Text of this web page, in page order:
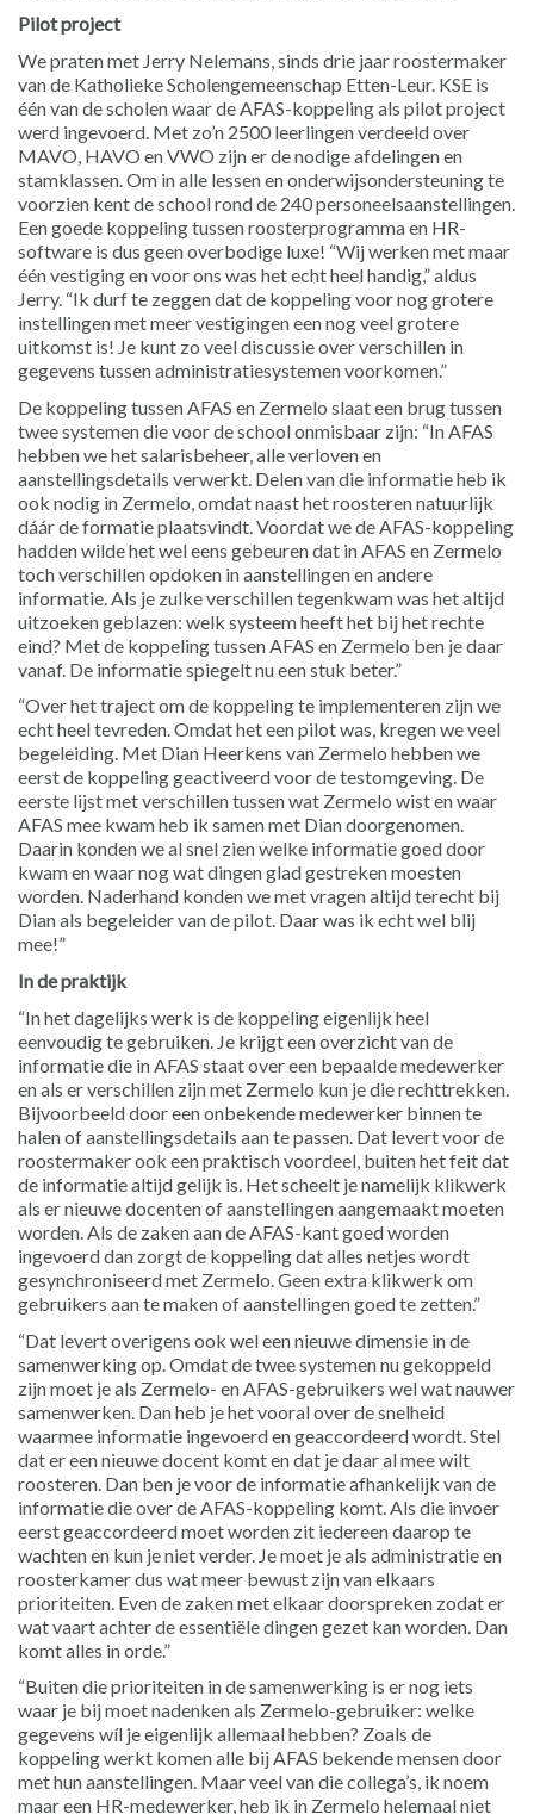
Pilot project
We praten met Jerry Nelemans, sinds drie jaar roostermaker
van de Katholieke Scholengemeenschap Etten-Leur. KSE is
één van de scholen waar de AFAS-koppeling als pilot project
werd ingevoerd. Met zo’n 2500 leerlingen verdeeld over
MAVO, HAVO en VWO zijn er de nodige afdelingen en
stamklassen. Om in alle lessen en onderwijsondersteuning te
voorzien kent de school rond de 240 personeelsaanstellingen.
Een goede koppeling tussen roosterprogramma en HR-
software is dus geen overbodige luxe! “Wij werken met maar
één vestiging en voor ons was het echt heel handig,” aldus
Jerry. “Ik durf te zeggen dat de koppeling voor nog grotere
instellingen met meer vestigingen een nog veel grotere
uitkomst is! Je kunt zo veel discussie over verschillen in
gegevens tussen administratiesystemen voorkomen.”
De koppeling tussen AFAS en Zermelo slaat een brug tussen
twee systemen die voor de school onmisbaar zijn: “In AFAS
hebben we het salarisbeheer, alle verloven en
aanstellingsdetails verwerkt. Delen van die informatie heb ik
ook nodig in Zermelo, omdat naast het roosteren natuurlijk
dáár de formatie plaatsvindt. Voordat we de AFAS-koppeling
hadden wilde het wel eens gebeuren dat in AFAS en Zermelo
toch verschillen opdoken in aanstellingen en andere
informatie. Als je zulke verschillen tegenkwam was het altijd
uitzoeken geblazen: welk systeem heeft het bij het rechte
eind? Met de koppeling tussen AFAS en Zermelo ben je daar
vanaf. De informatie spiegelt nu een stuk beter.”
“Over het traject om de koppeling te implementeren zijn we
echt heel tevreden. Omdat het een pilot was, kregen we veel
begeleiding. Met Dian Heerkens van Zermelo hebben we
eerst de koppeling geactiveerd voor de testomgeving. De
eerste lijst met verschillen tussen wat Zermelo wist en waar
AFAS mee kwam heb ik samen met Dian doorgenomen.
Daarin konden we al snel zien welke informatie goed door
kwam en waar nog wat dingen glad gestreken moesten
worden. Naderhand konden we met vragen altijd terecht bij
Dian als begeleider van de pilot. Daar was ik echt wel blij
mee!”
In de praktijk
“In het dagelijks werk is de koppeling eigenlijk heel
eenvoudig te gebruiken. Je krijgt een overzicht van de
informatie die in AFAS staat over een bepaalde medewerker
en als er verschillen zijn met Zermelo kun je die rechttrekken.
Bijvoorbeeld door een onbekende medewerker binnen te
halen of aanstellingsdetails aan te passen. Dat levert voor de
roostermaker ook een praktisch voordeel, buiten het feit dat
de informatie altijd gelijk is. Het scheelt je namelijk klikwerk
als er nieuwe docenten of aanstellingen aangemaakt moeten
worden. Als de zaken aan de AFAS-kant goed worden
ingevoerd dan zorgt de koppeling dat alles netjes wordt
gesynchroniseerd met Zermelo. Geen extra klikwerk om
gebruikers aan te maken of aanstellingen goed te zetten.”
“Dat levert overigens ook wel een nieuwe dimensie in de
samenwerking op. Omdat de twee systemen nu gekoppeld
zijn moet je als Zermelo- en AFAS-gebruikers wel wat nauwer
samenwerken. Dan heb je het vooral over de snelheid
waarmee informatie ingevoerd en geaccordeerd wordt. Stel
dat er een nieuwe docent komt en dat je daar al mee wilt
roosteren. Dan ben je voor de informatie afhankelijk van de
informatie die over de AFAS-koppeling komt. Als die invoer
eerst geaccordeerd moet worden zit iedereen daarop te
wachten en kun je niet verder. Je moet je als administratie en
roosterkamer dus wat meer bewust zijn van elkaars
prioriteiten. Even de zaken met elkaar doorspreken zodat er
wat vaart achter de essentiële dingen gezet kan worden. Dan
komt alles in orde.”
“Buiten die prioriteiten in de samenwerking is er nog iets
waar je bij moet nadenken als Zermelo-gebruiker: welke
gegevens wíl je eigenlijk allemaal hebben? Zoals de
koppeling werkt komen alle bij AFAS bekende mensen door
met hun aanstellingen. Maar veel van die collega’s, ik noem
maar een HR-medewerker, heb ik in Zermelo helemaal niet